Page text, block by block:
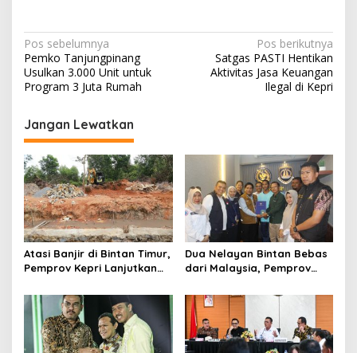
N
a
v
i
g
a
s
i
p
o
s
Pos sebelumnya
Pemko Tanjungpinang
Usulkan 3.000 Unit untuk
Program 3 Juta Rumah
Pos berikutnya
Satgas PASTI Hentikan
Aktivitas Jasa Keuangan
Ilegal di Kepri
Jangan Lewatkan
Atasi Banjir di Bintan Timur,
Pemprov Kepri Lanjutkan
di Kampung Purwodadi
Dua Nelayan Bintan Bebas
dari Malaysia, Pemprov
ke Tanah Air